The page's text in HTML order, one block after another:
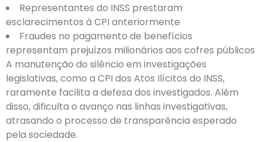
Representantes do INSS prestaram
esclarecimentos à CPI anteriormente
Fraudes no pagamento de benefícios
representam prejuízos milionários aos cofres públicos
A manutenção do silêncio em investigações
legislativas, como a CPI dos Atos Ilícitos do INSS,
raramente facilita a defesa dos investigados. Além
disso, dificulta o avanço nas linhas investigativas,
atrasando o processo de transparência esperado
pela sociedade.